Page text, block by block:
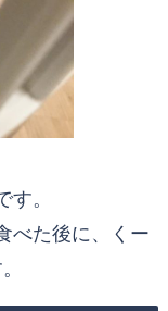
。
べた後に、くー